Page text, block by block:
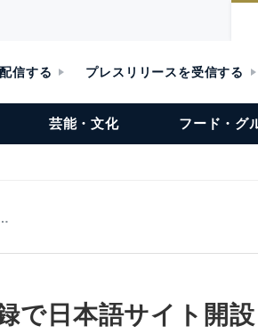
信する プレスリリースを受信する
芸能・文化 フード・グ
で日本語サイト